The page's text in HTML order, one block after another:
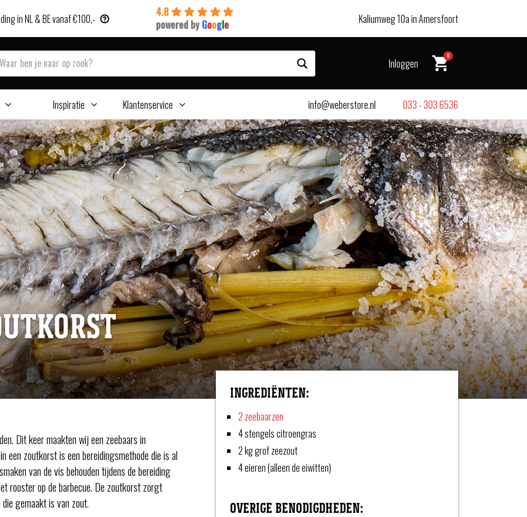
in NL & BE vanaf €100,-
4.8
powered by Google Kaliumweg 10a in Amersfoort
Inloggen
0
Inspiratie Klantenservice info@weberstore.nl 033 - 303 6536
Dit keer maakten wij een zeebaars in
een zoutkorst is een bereidingsmethode die is al
van de vis behouden tijdens de bereiding
rooster op de barbecue. De zoutkorst zorgt
gemaakt is van zout.
INGREDIËNTEN:
2 zeebaarzen
4 stengels citroengras
2 kg grof zeezout
4 eieren (alleen de eiwitten)
OVERIGE BENODIGDHEDEN: